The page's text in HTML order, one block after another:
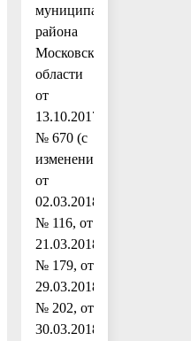
муниципального
района
Московской
области
от
13.10.2017
№ 670 (с
изменениями
от
02.03.2018
№ 116, от
21.03.2018
№ 179, от
29.03.2018
№ 202, от
30.03.2018